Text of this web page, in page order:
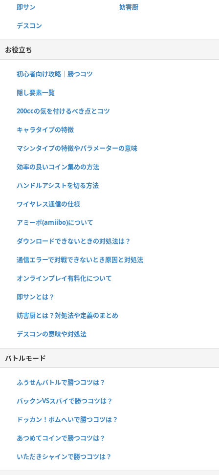
即サン 妨害厨
デスコン
お役立ち
初心者向け攻略｜勝つコツ
隠し要素一覧
200ccの気を付けるべき点とコツ
キャラタイプの特徴
マシンタイプの特徴やパラメーターの意味
効率の良いコイン集めの方法
ハンドルアシストを切る方法
ワイヤレス通信の仕様
アミーボ(amiibo)について
ダウンロードできないときの対処法は？
通信エラーで対戦できないとき原因と対処法
オンラインプレイ有料化について
即サンとは？
妨害厨とは？対処法や定義のまとめ
デスコンの意味や対処法
バトルモード
ふうせんバトルで勝つコツは？
パックンVSスパイで勝つコツは？
ドッカン！ボムへいで勝つコツは？
あつめてコインで勝つコツは？
いただきシャインで勝つコツは？